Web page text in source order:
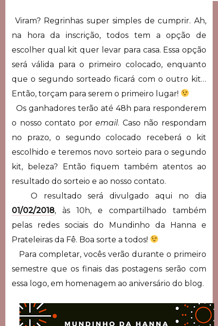
Viram? Regrinhas super simples de cumprir. Ah,
na hora da inscrição, todos tem a opção de
escolher qual kit quer levar para casa. Essa opção
será válida para o primeiro colocado, enquanto
que o segundo sorteado ficará com o outro kit…
Então, torçam para serem o primeiro lugar!
Os ganhadores terão até 48h para responderem
o nosso contato poremail. Caso não respondam
no prazo, o segundo colocado receberá o kit
escolhido e teremos novo sorteio para o segundo
kit, beleza? Então fiquem também atentos ao
resultado do sorteio e ao nosso contato.
O resultado será divulgado aqui no dia
01/02/2018, às 10h, e compartilhado também
pelas redes sociais do Mundinho da Hanna e
Prateleiras da Fê. Boa sorte a todos!
Para completar, vocês verão durante o primeiro
semestre que os finais das postagens serão com
essa logo, em homenagem ao aniversário do blog.